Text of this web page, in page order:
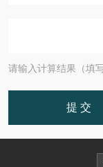
请输入计算结果（填